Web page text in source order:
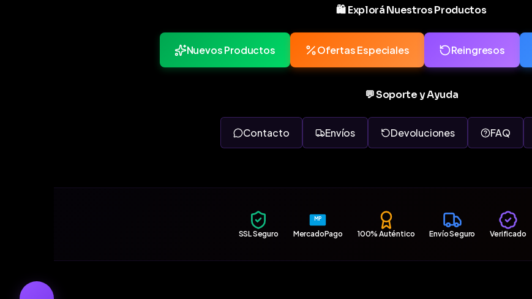
🛍️ Explorá Nuestros Productos
Nuevos Productos Ofertas Especiales Reingresos
💬 Soporte y Ayuda
Contacto Envíos Devoluciones FAQ
SSL Seguro
MP
MercadoPago 100% Auténtico Envío Seguro Verificado